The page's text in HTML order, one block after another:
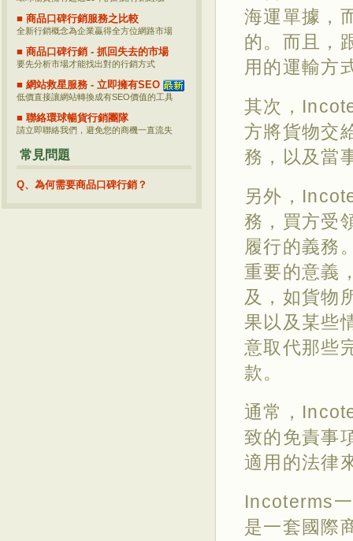
海運單據，
的。而且，
用的運輸方
其次，
方將貨物交
務，以及當
另外，
務，買方受
履行的義務
重要的意義
及，如貨物
果以及某些
意取代那些
款。
通常，
致的免責事
適用的法律
Incoterms
是一套國際
■ 商品口碑行銷服務之比較
全新行銷概念為企業贏得全方位網路市場
■ 商品口碑行銷 - 抓回失去的市場
要先分析市場才能找出對的行銷方式
■ 網站救星服務 - 立即擁有SEO
低價直接讓網站轉換成有SEO價值的工具
■ 聯絡環球暢貨行銷團隊
請立即聯絡我們，避免您的商機一直流失
常見問題
Q、為何需要商品口碑行銷？